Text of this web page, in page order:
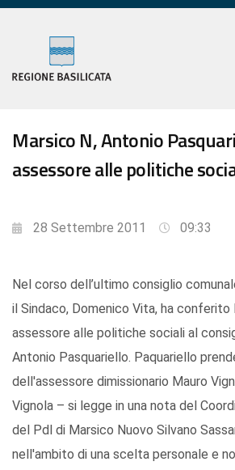
Marsico N, Antonio
assessore alle politiche
28 Settembre 2011 09:33
Nel corso dell’ultimo consiglio
il Sindaco, Domenico Vita, ha conferito
assessore alle politiche sociali al
Antonio Pasquariello. Paquariello
dell'assessore dimissionario Mauro
Vignola – si legge in una nota del
del Pdl di Marsico Nuovo Silvano
nell'ambito di una scelta personale e